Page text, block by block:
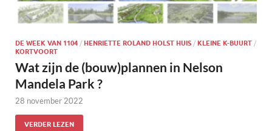
DE WEEK VAN 1104 / HENRIETTE ROLAND HOLST HUIS / KLEINE K-BUURT /
KORTVOORT
Wat zijn de (bouw)plannen in Nelson
Mandela Park ?
28 november 2022
VERDER LEZEN